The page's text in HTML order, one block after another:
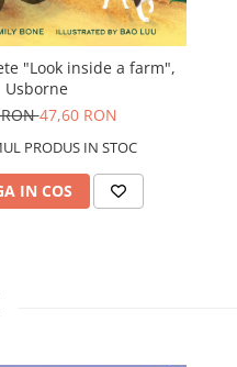
"Look inside a farm",
Usborne
47,60 RON
PRODUS IN STOC
IN COS